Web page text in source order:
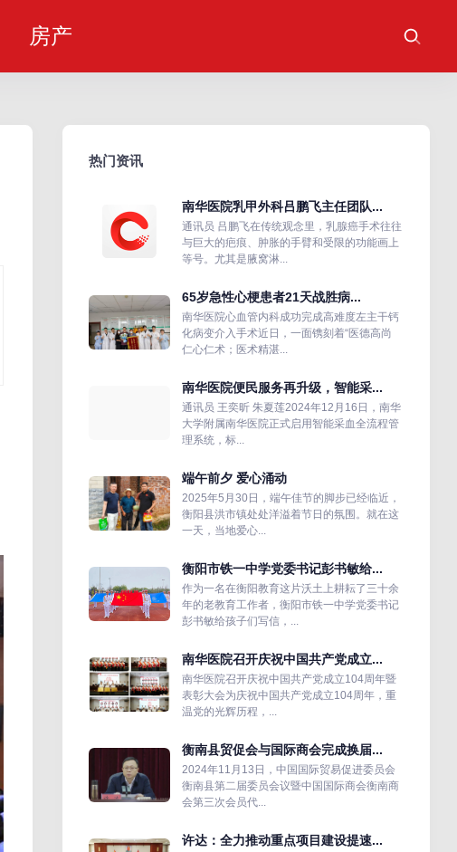
房产
热门资讯
南华医院乳甲外科吕鹏飞主任团队...
通讯员 吕鹏飞在传统观念里，乳腺癌手术往往
与巨大的疤痕、肿胀的手臂和受限的功能画上
等号。尤其是腋窝淋...
65岁急性心梗患者21天战胜病...
南华医院心血管内科成功完成高难度左主干钙
化病变介入手术近日，一面镌刻着“医德高尚
仁心仁术；医术精湛...
南华医院便民服务再升级，智能采...
通讯员 王奕昕 朱夏莲2024年12月16日，南华
大学附属南华医院正式启用智能采血全流程管
理系统，标...
端午前夕 爱心涌动
2025年5月30日，端午佳节的脚步已经临近，
衡阳县洪市镇处处洋溢着节日的氛围。就在这
一天，当地爱心...
衡阳市铁一中学党委书记彭书敏给...
作为一名在衡阳教育这片沃土上耕耘了三十余
年的老教育工作者，衡阳市铁一中学党委书记
彭书敏给孩子们写信，...
南华医院召开庆祝中国共产党成立...
南华医院召开庆祝中国共产党成立104周年暨
表彰大会为庆祝中国共产党成立104周年，重
温党的光辉历程，...
衡南县贸促会与国际商会完成换届...
2024年11月13日，中国国际贸易促进委员会
衡南县第二届委员会议暨中国国际商会衡南商
会第三次会员代...
许达：全力推动重点项目建设提速...